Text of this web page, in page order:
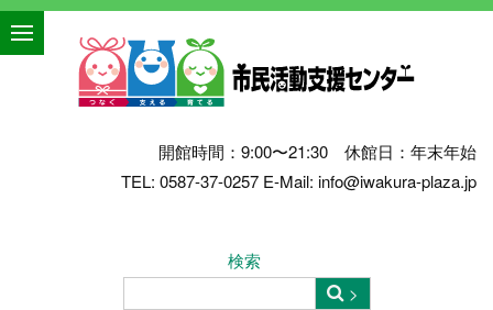
開館時間：9:00〜21:30 休館日：年末年始
TEL: 0587-37-0257 E-Mail: info@iwakura-plaza.jp
検索